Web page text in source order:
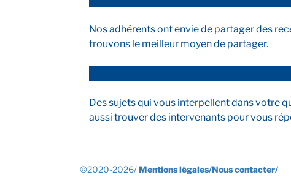
Nos adhérents ont envie de partager des
trouvons le meilleur moyen de partager.
Des sujets qui vous interpellent dans votre
aussi trouver des intervenants pour vous
©2020-2026/Mentions légales/Nous contacter/